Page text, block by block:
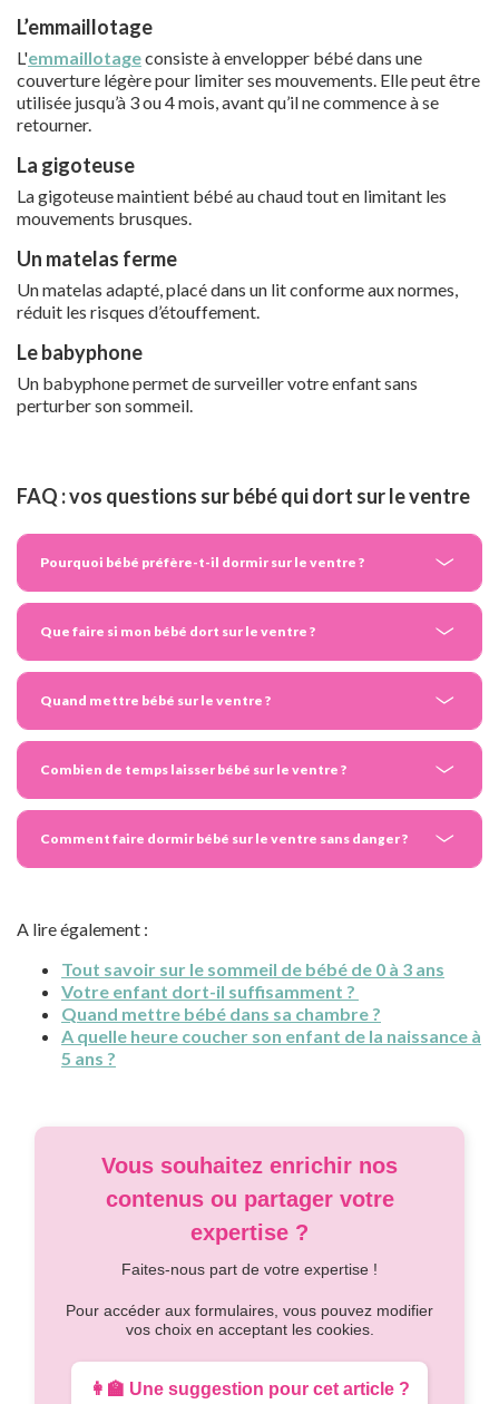
L’emmaillotage
L'emmaillotageconsiste à envelopper bébé dans une
couverture légère pour limiter ses mouvements. Elle peut être
utilisée jusqu’à 3 ou 4 mois, avant qu’il ne commence à se
retourner.
La gigoteuse
La gigoteuse maintient bébé au chaud tout en limitant les
mouvements brusques.
Un matelas ferme
Un matelas adapté, placé dans un lit conforme aux normes,
réduit les risques d’étouffement.
Le babyphone
Un babyphone permet de surveiller votre enfant sans
perturber son sommeil.
FAQ : vos questions sur bébé qui dort sur le ventre
Pourquoi bébé préfère-t-il dormir sur le ventre ?
Que faire si mon bébé dort sur le ventre ?
Quand mettre bébé sur le ventre ?
Combien de temps laisser bébé sur le ventre ?
Comment faire dormir bébé sur le ventre sans danger ?
A lire également :
Tout savoir sur le sommeil de bébé de 0 à 3 ans
Votre enfant dort-il suffisamment ?
Quand mettre bébé dans sa chambre ?
A quelle heure coucher son enfant de la naissance à
5 ans ?
Vous souhaitez enrichir nos
contenus ou partager votre
expertise ?
Faites-nous part de votre expertise !
Pour accéder aux formulaires, vous pouvez modifier
vos choix en acceptant les cookies.
👩‍🏫 Une suggestion pour cet article ?